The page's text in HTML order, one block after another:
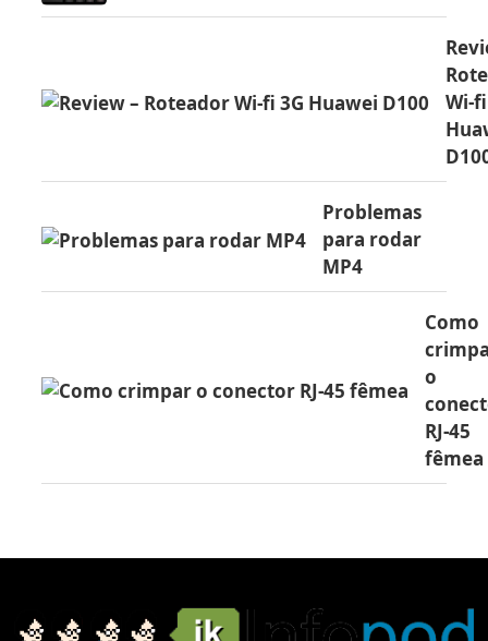
Wi-
Problemas
para rodar
MP4
Como
o
RJ-45
fêmea